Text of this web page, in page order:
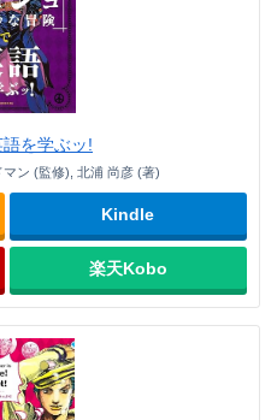
語を学ぶッ!
ン (監修), 北浦 尚彦 (著)
Kindle
楽天Kobo